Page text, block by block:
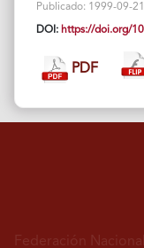
Publicado: 1999-09-
DOI: https://doi.org/
PDF
Federación